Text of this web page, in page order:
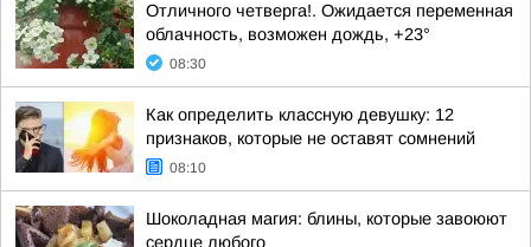
Отличного четверга!. Ожидается переменная
облачность, возможен дождь, +23°
08:30
Как определить классную девушку: 12
признаков, которые не оставят сомнений
08:10
Шоколадная магия: блины, которые завоюют
сердце любого